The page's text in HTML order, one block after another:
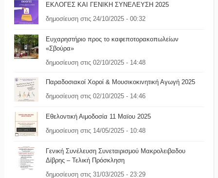
ΕΚΛΟΓΕΣ ΚΑΙ ΓΕΝΙΚΗ ΣΥΝΕΛΕΥΣΗ 2025
δημοσίευση στις 24/10/2025 - 00:32
Ευχαρηστήριο προς το καφεποτορακοπωλείων
«Σβούρα»
δημοσίευση στις 02/10/2025 - 14:48
Παραδοσιακοί Χοροί & Μουσικοκινητική Αγωγή 2025
δημοσίευση στις 02/10/2025 - 14:46
Εθελοντική Αιμοδοσία 11 Μαϊου 2025
δημοσίευση στις 14/05/2025 - 10:48
Γενική Συνέλευση Συνεταιρισμού Μακρολειβαδου
Δίβρης – Τελική Πρόσκληση
δημοσίευση στις 31/03/2025 - 23:29